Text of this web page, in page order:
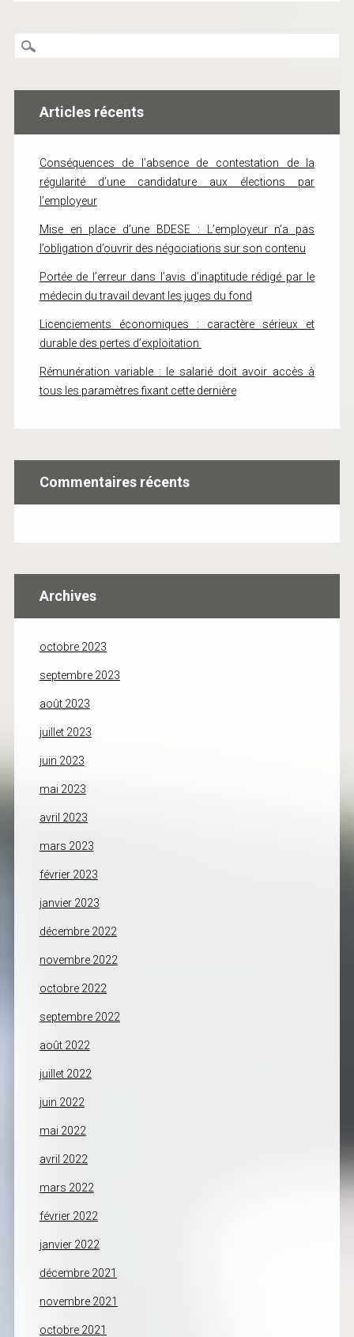
Articles récents
Conséquences de l’absence de contestation de la
régularité d’une candidature aux élections par
l’employeur
Mise en place d’une BDESE : L’employeur n’a pas
l’obligation d’ouvrir des négociations sur son contenu
Portée de l’erreur dans l’avis d’inaptitude rédigé par le
médecin du travail devant les juges du fond
Licenciements économiques : caractère sérieux et
durable des pertes d’exploitation
Rémunération variable : le salarié doit avoir accès à
tous les paramètres fixant cette dernière
Commentaires récents
Archives
octobre 2023
septembre 2023
août 2023
juillet 2023
juin 2023
mai 2023
avril 2023
mars 2023
février 2023
janvier 2023
décembre 2022
novembre 2022
octobre 2022
septembre 2022
août 2022
juillet 2022
juin 2022
mai 2022
avril 2022
mars 2022
février 2022
janvier 2022
décembre 2021
novembre 2021
octobre 2021